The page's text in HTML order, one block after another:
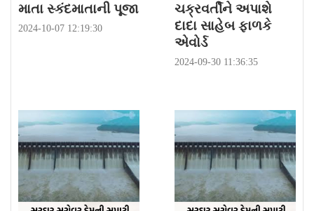
માતા સ્કંદમાતાની પૂજા
2024-10-07 12:19:30
ચક્રવર્તીને અપાશે
દાદા સાહેબ ફાળકે
એવોર્ડ
2024-09-30 11:36:35